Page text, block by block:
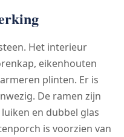
Het interieur
eikenhouten
plinten. Er is
De ramen zijn
en dubbel glas
is voorzien van